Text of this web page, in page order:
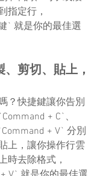
指定行，
` 就是你的最佳選
剪切、貼上，
？快捷鍵讓你告別
+ C`、
+ V` 分別
上，讓你操作行雲
時去除格式，